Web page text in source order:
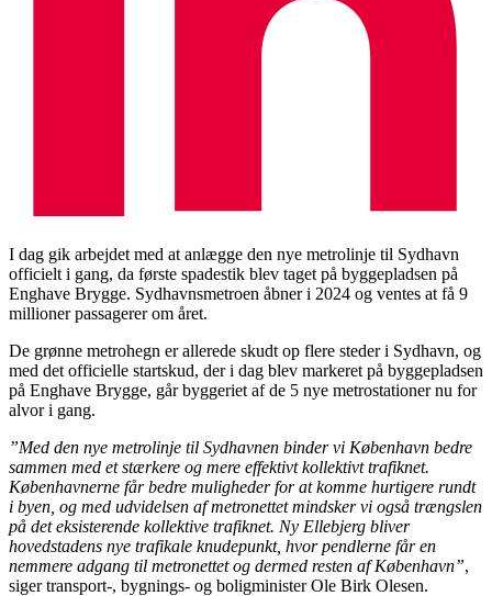
I dag gik arbejdet med at anlægge den nye metrolinje til Sydhavn
officielt i gang, da første spadestik blev taget på byggepladsen på
Enghave Brygge. Sydhavnsmetroen åbner i 2024 og ventes at få 9
millioner passagerer om året.
De grønne metrohegn er allerede skudt op flere steder i Sydhavn, og
med det officielle startskud, der i dag blev markeret på byggepladsen
på Enghave Brygge, går byggeriet af de 5 nye metrostationer nu for
alvor i gang.
”Med den nye metrolinje til Sydhavnen binder vi København bedre
sammen med et stærkere og mere effektivt kollektivt trafiknet.
Københavnerne får bedre muligheder for at komme hurtigere rundt
i byen, og med udvidelsen af metronettet mindsker vi også trængslen
på det eksisterende kollektive trafiknet. Ny Ellebjerg bliver
hovedstadens nye trafikale knudepunkt, hvor pendlerne får en
nemmere adgang til metronettet og dermed resten af København”,
siger transport-, bygnings- og boligminister Ole Birk Olesen.